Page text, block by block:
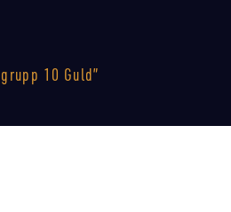
10 Guld”